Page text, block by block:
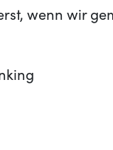
wenn wir